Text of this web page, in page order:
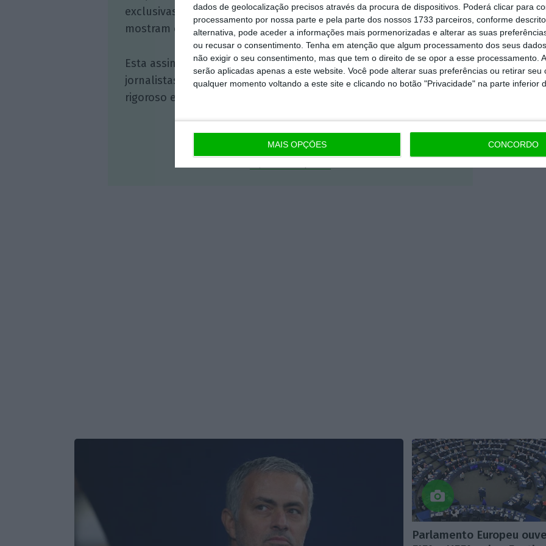
dados de geolocalização precisos através da procura de dispositivos. Poderá clicar para
processamento por nossa parte e pela parte dos nossos 1733 parceiros, conforme
alternativa, pode aceder a informações mais pormenorizadas e alterar as suas
ou recusar o consentimento. Tenha em atenção que algum processamento dos seus
não exigir o seu consentimento, mas que tem o direito de se opor a esse processamento.
serão aplicadas apenas a este website. Você pode alterar suas preferências ou retirar seu
qualquer momento voltando a este site e clicando no botão "Privacidade" na parte inferior
MAIS OPÇÕES CONCORDO
exclusivas, à opinião que conta, às reportagens e especiais que
mostram o outro lado da história.
Esta assinatura é uma forma de apoiar o ECO e os seus
jornalistas. A nossa contrapartida é o jornalismo independente,
rigoroso e credível.
Assine já
Parlamento Europeu ouve